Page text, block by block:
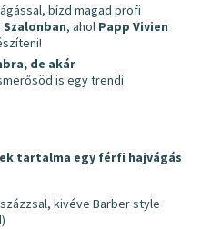
bízd magad profi
Szalonban, ahol Papp Vivien
de akár
is egy trendi
tartalma egy férfi hajvágás
kivéve Barber style